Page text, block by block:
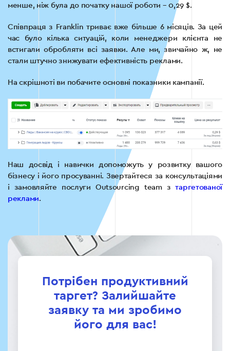
менше, ніж була до початку нашої роботи – 0,29 $.
Співпраця з Franklin триває вже більше 6 місяців. За цей
час було кілька ситуацій, коли менеджери клієнта не
встигали обробляти всі заявки. Але ми, звичайно ж, не
стали штучно знижувати ефективність реклами.
На скрішноті ви побачите основні показники кампанії.
Наш досвід і навички допоможуть у розвитку вашого
бізнесу і його просуванні. Звертайтеся за консультаціями
і замовляйте послуги Outsourcing team зтаргетованої
реклами.
Потрібен продуктивний
таргет? Залийшайте
заявку та ми зробимо
його для вас!